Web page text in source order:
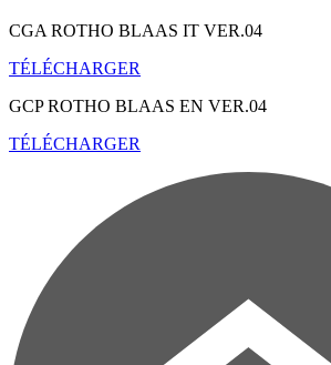
CGA ROTHO BLAAS IT VER.04
TÉLÉCHARGER
GCP ROTHO BLAAS EN VER.04
TÉLÉCHARGER